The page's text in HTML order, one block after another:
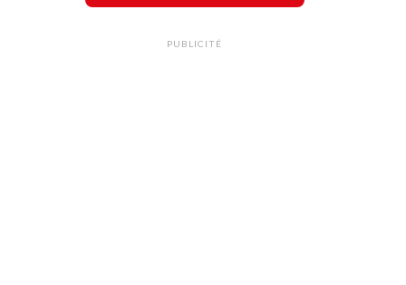
PUBLICITÉ